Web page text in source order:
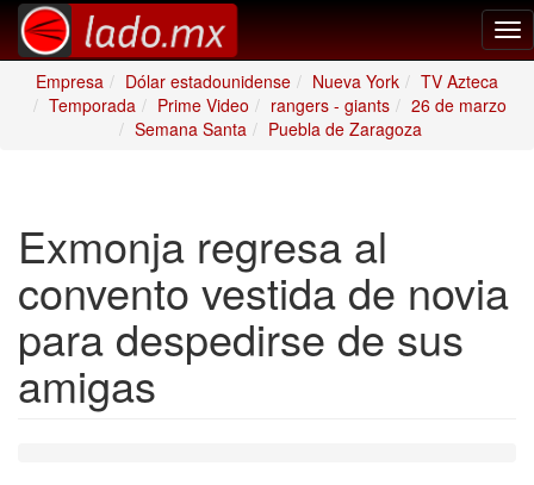
Empresa
Dólar estadounidense Nueva York
TV Azteca
Temporada
Prime Video rangers - giants
26 de marzo
Semana Santa
Puebla de Zaragoza
Exmonja regresa al
convento vestida de novia
para despedirse de sus
amigas